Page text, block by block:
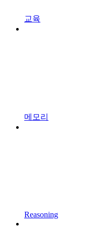
교육
메모리
Reasoning